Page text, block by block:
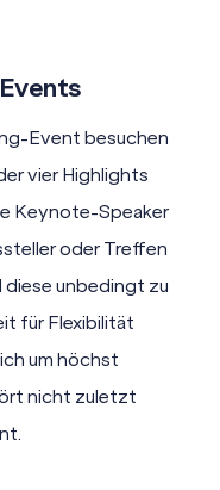
Event besuchen
vier Highlights
Keynote-Speaker
oder Treffen
unbedingt zu
für Flexibilität
um höchst
nicht zuletzt